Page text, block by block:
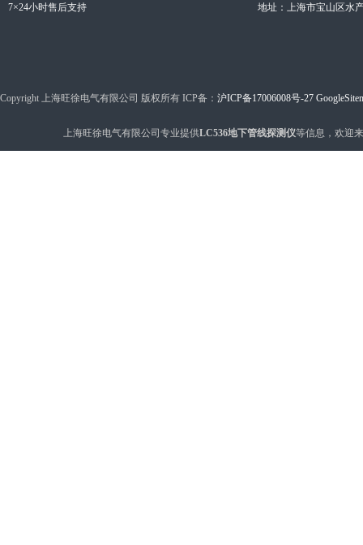
7×24小时售后支持 地址：上海市宝山区水
Copyright 上海旺徐电气有限公司 版权所有 ICP备： 沪ICP备17006008号-27
上海旺徐电气有限公司专业提供LC536地下管线探测仪等信息，欢迎